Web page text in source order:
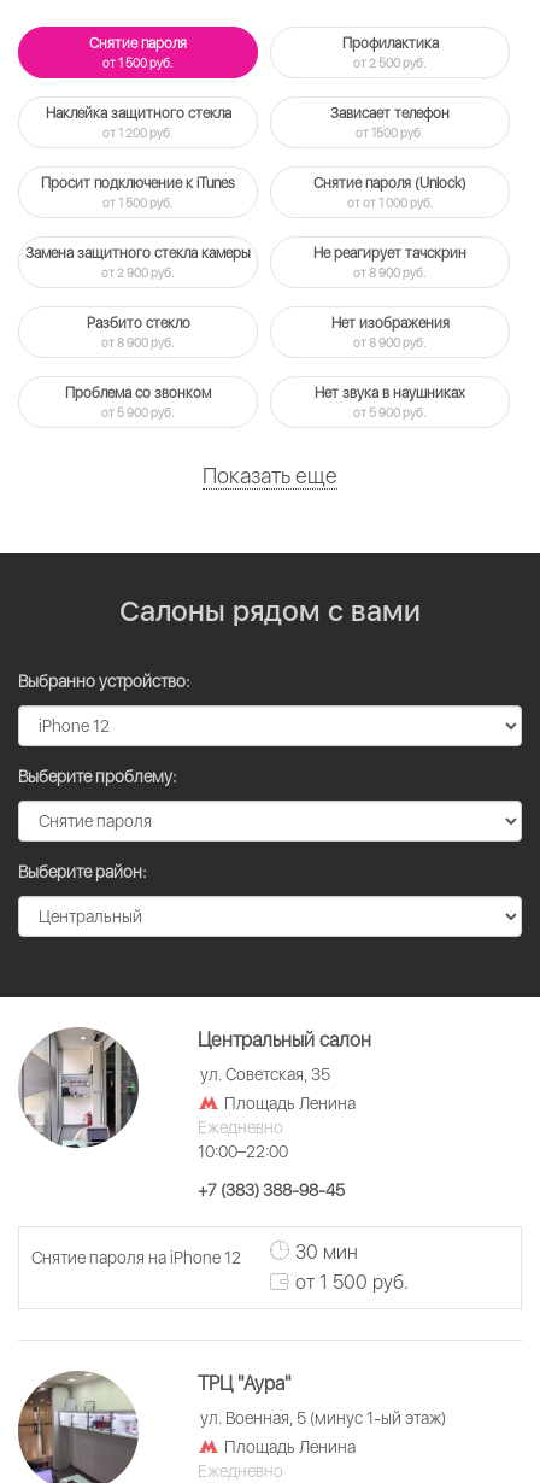
Снятие пароля
от 1 500 руб.
Профилактика
от 2 500 руб.
Наклейка защитного стекла
от 1 200 руб.
Зависает телефон
от 1500 руб.
Просит подключение к iTunes
от 1 500 руб.
Снятие пароля (Unlock)
от от 1 000 руб.
Замена защитного стекла камеры
от 2 900 руб.
Не реагирует тачскрин
от 8 900 руб.
Разбито стекло
от 8 900 руб.
Нет изображения
от 8 900 руб.
Проблема со звонком
от 5 900 руб.
Нет звука в наушниках
от 5 900 руб.
Показать еще
Салоны рядом с вами
Выбранно устройство:
Выберите проблему:
Выберите район:
Центральный салон
ул. Советская, 35
Площадь Ленина
Ежедневно
10:00–22:00
+7 (383) 388-98-45
Снятие пароля на iPhone 12
30 мин
от 1 500 руб.
ТРЦ "Аура"
ул. Военная, 5 (минус 1-ый этаж)
Площадь Ленина
Ежедневно